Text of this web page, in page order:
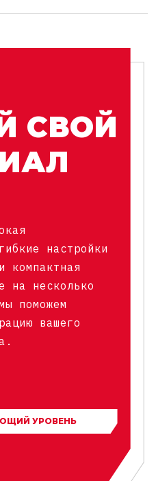
СВОЙ
настройки
компактная
на несколько
поможем
вашего
УРОВЕНЬ